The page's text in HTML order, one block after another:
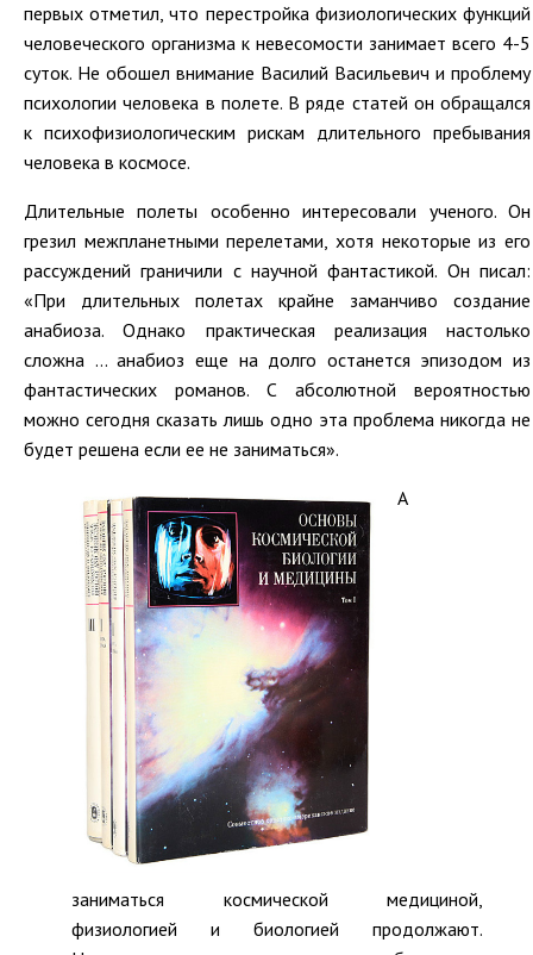
первых отметил, что перестройка физиологических функций
человеческого организма к невесомости занимает всего 4-5
суток. Не обошел внимание Василий Васильевич и проблему
психологии человека в полете. В ряде статей он обращался
к психофизиологическим рискам длительного пребывания
человека в космосе.
Длительные полеты особенно интересовали ученого. Он
грезил межпланетными перелетами, хотя некоторые из его
рассуждений граничили с научной фантастикой. Он писал:
«При длительных полетах крайне заманчиво создание
анабиоза. Однако практическая реализация настолько
сложна … анабиоз еще на долго останется эпизодом из
фантастических романов. С абсолютной вероятностью
можно сегодня сказать лишь одно эта проблема никогда не
будет решена если ее не заниматься».
А
заниматься космической медициной,
физиологией и биологией продолжают.